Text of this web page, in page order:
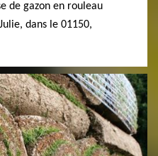
de gazon en rouleau
dans le 01150,